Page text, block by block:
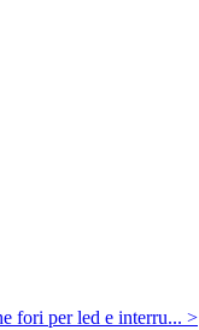
fori per led e interru... >